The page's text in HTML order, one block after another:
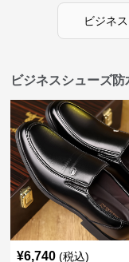
ビジネ
ビジネスシューズ
¥6,740 (税込)